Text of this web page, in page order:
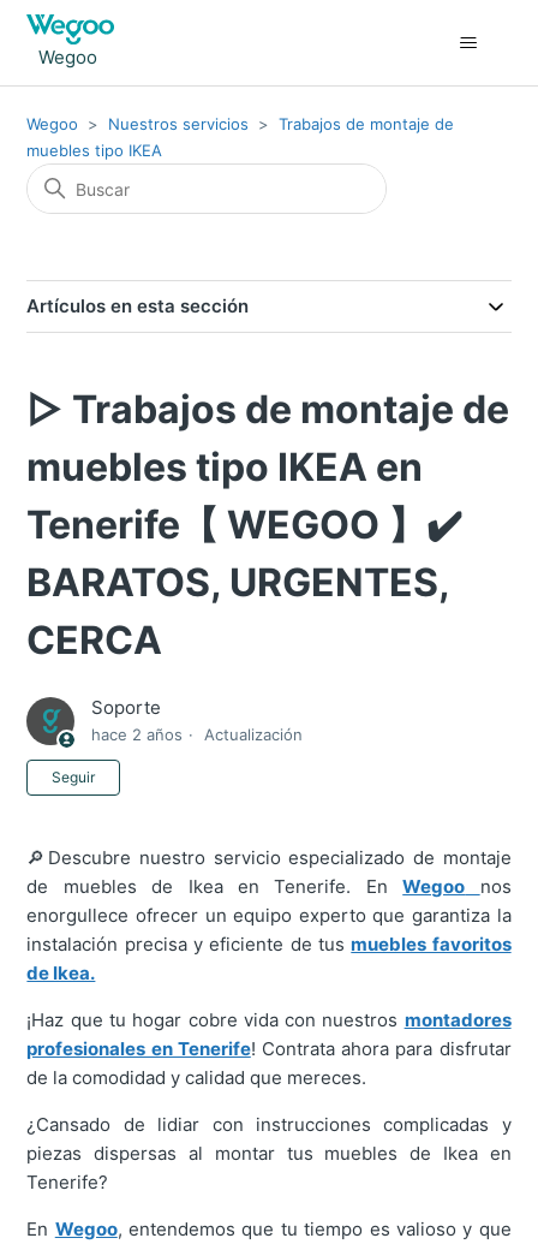
Wegoo
Wegoo Nuestros servicios
Trabajos de montaje de
muebles tipo IKEA
Artículos en esta sección
▷ Trabajos de montaje de
muebles tipo IKEA en
Tenerife【 WEGOO 】✔️
BARATOS, URGENTES,
CERCA
Soporte
hace 2 años Actualización
Seguir
🔎Descubre nuestro servicio especializado de montaje
de muebles de Ikea en Tenerife. EnWegoo
nos
enorgullece ofrecer un equipo experto que garantiza la
instalación precisa y eficiente de tusmuebles favoritos
de Ikea.
¡Haz que tu hogar cobre vida con nuestros montadores
profesionales en Tenerife! Contrata ahora para disfrutar
de la comodidad y calidad que mereces.
¿Cansado de lidiar con instrucciones complicadas y
piezas dispersas al montar tus muebles de Ikea en
Tenerife?
En Wegoo, entendemos que tu tiempo es valioso y que